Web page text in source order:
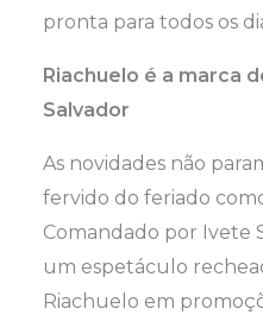
pronta para todos os
Riachuelo é a marca
Salvador
As novidades não
fervido do feriado
Comandado por Ivete
um espetáculo
Riachuelo em